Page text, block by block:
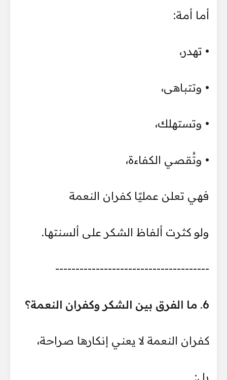
أما أمة:
• تهدر،
• وتتباهى،
• وتستهلك،
• وتُقصي الكفاءة،
فهي تعلن عمليًا كفران النعمة
ولو كثرت ألفاظ الشكر على ألسنتها.
--------------------------------------
6. ما الفرق بين الشكر وكفران النعمة؟
كفران النعمة لا يعني إنكارها صراحة،
بل: